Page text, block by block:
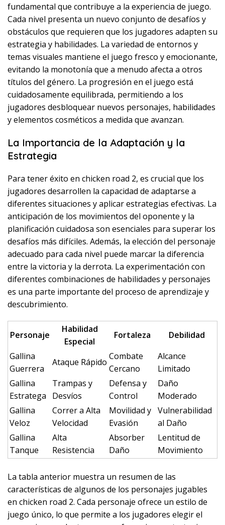
fundamental que contribuye a la experiencia de juego.
Cada nivel presenta un nuevo conjunto de desafíos y
obstáculos que requieren que los jugadores adapten su
estrategia y habilidades. La variedad de entornos y
temas visuales mantiene el juego fresco y emocionante,
evitando la monotonía que a menudo afecta a otros
títulos del género. La progresión en el juego está
cuidadosamente equilibrada, permitiendo a los
jugadores desbloquear nuevos personajes, habilidades
y elementos cosméticos a medida que avanzan.
La Importancia de la Adaptación y la
Estrategia
Para tener éxito en chicken road 2, es crucial que los
jugadores desarrollen la capacidad de adaptarse a
diferentes situaciones y aplicar estrategias efectivas. La
anticipación de los movimientos del oponente y la
planificación cuidadosa son esenciales para superar los
desafíos más difíciles. Además, la elección del personaje
adecuado para cada nivel puede marcar la diferencia
entre la victoria y la derrota. La experimentación con
diferentes combinaciones de habilidades y personajes
es una parte importante del proceso de aprendizaje y
descubrimiento.
Personaje
Habilidad
Especial
Fortaleza
Debilidad
Gallina
Guerrera
Ataque Rápido
Combate
Cercano
Alcance
Limitado
Gallina
Estratega
Trampas y
Desvíos
Defensa y
Control
Daño
Moderado
Gallina
Veloz
Correr a Alta
Velocidad
Movilidad y
Evasión
Vulnerabilidad
al Daño
Gallina
Tanque
Alta
Resistencia
Absorber
Daño
Lentitud de
Movimiento
La tabla anterior muestra un resumen de las
características de algunos de los personajes jugables
en chicken road 2. Cada personaje ofrece un estilo de
juego único, lo que permite a los jugadores elegir el